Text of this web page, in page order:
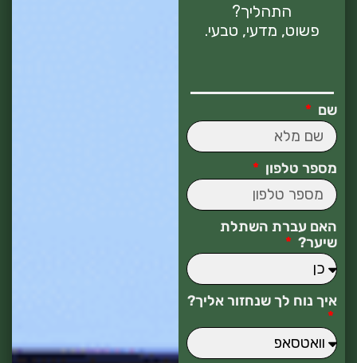
התהליך?
פשוט, מדעי, טבעי.
שם
מספר טלפון
האם עברת השתלת
שיער?
איך נוח לך שנחזור אליך?